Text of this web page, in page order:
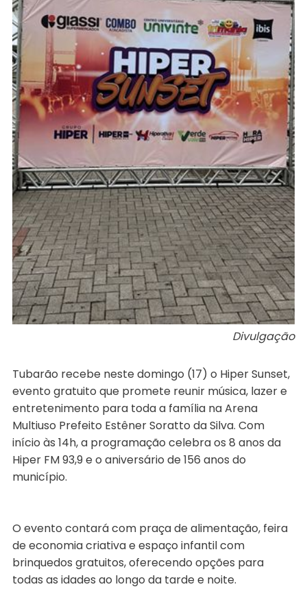
Divulgação
Tubarão recebe neste domingo (17) o Hiper Sunset,
evento gratuito que promete reunir música, lazer e
entretenimento para toda a família na Arena
Multiuso Prefeito Estêner Soratto da Silva. Com
início às 14h, a programação celebra os 8 anos da
Hiper FM 93,9 e o aniversário de 156 anos do
município.
O evento contará com praça de alimentação, feira
de economia criativa e espaço infantil com
brinquedos gratuitos, oferecendo opções para
todas as idades ao longo da tarde e noite.